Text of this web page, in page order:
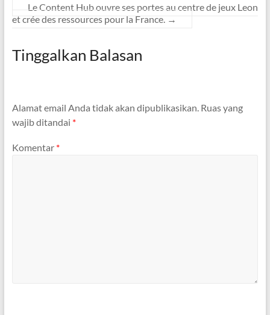
Le Content Hub ouvre ses portes au centre de jeux Leon
et crée des ressources pour la France. →
Tinggalkan Balasan
Alamat email Anda tidak akan dipublikasikan. Ruas yang
wajib ditandai *
Komentar *